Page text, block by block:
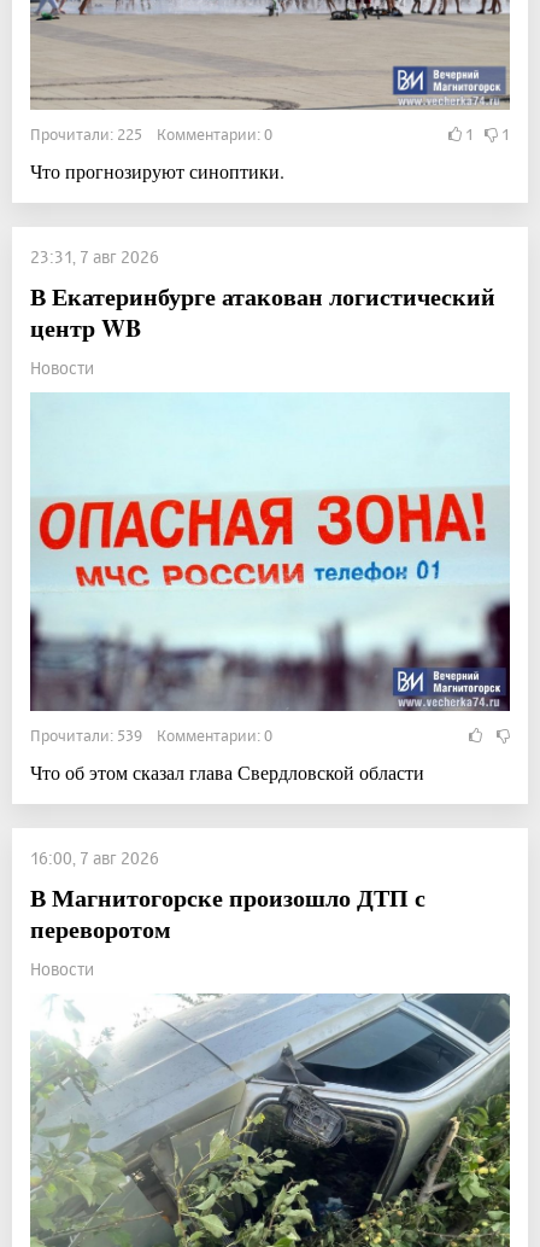
Прочитали: 225 Комментарии: 0 1 1
Что прогнозируют синоптики.
23:31, 7 авг 2026
В Екатеринбурге атакован логистический
центр WB
Новости
Прочитали: 539 Комментарии: 0
Что об этом сказал глава Свердловской области
16:00, 7 авг 2026
В Магнитогорске произошло ДТП с
переворотом
Новости